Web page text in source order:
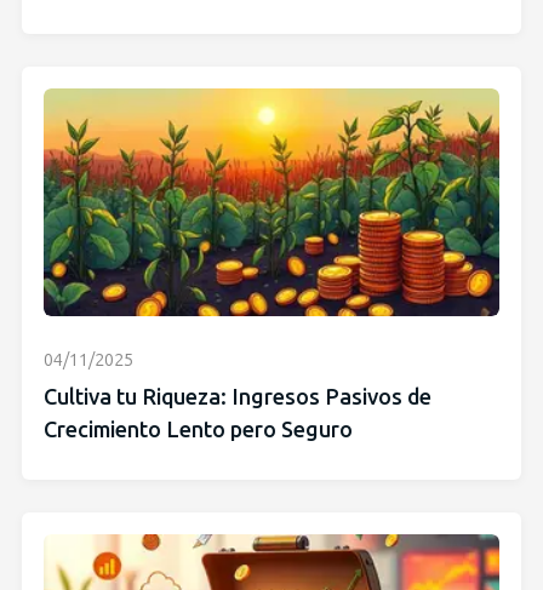
04/11/2025
Cultiva tu Riqueza: Ingresos Pasivos de
Crecimiento Lento pero Seguro